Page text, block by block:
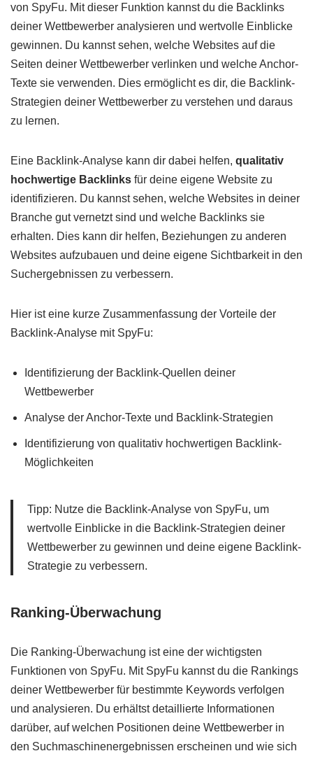
von SpyFu. Mit dieser Funktion kannst du die Backlinks
deiner Wettbewerber analysieren und wertvolle Einblicke
gewinnen. Du kannst sehen, welche Websites auf die
Seiten deiner Wettbewerber verlinken und welche Anchor-
Texte sie verwenden. Dies ermöglicht es dir, die Backlink-
Strategien deiner Wettbewerber zu verstehen und daraus
zu lernen.
Eine Backlink-Analyse kann dir dabei helfen, qualitativ
hochwertige Backlinks für deine eigene Website zu
identifizieren. Du kannst sehen, welche Websites in deiner
Branche gut vernetzt sind und welche Backlinks sie
erhalten. Dies kann dir helfen, Beziehungen zu anderen
Websites aufzubauen und deine eigene Sichtbarkeit in den
Suchergebnissen zu verbessern.
Hier ist eine kurze Zusammenfassung der Vorteile der
Backlink-Analyse mit SpyFu:
Identifizierung der Backlink-Quellen deiner
Wettbewerber
Analyse der Anchor-Texte und Backlink-Strategien
Identifizierung von qualitativ hochwertigen Backlink-
Möglichkeiten
Tipp: Nutze die Backlink-Analyse von SpyFu, um
wertvolle Einblicke in die Backlink-Strategien deiner
Wettbewerber zu gewinnen und deine eigene Backlink-
Strategie zu verbessern.
Ranking-Überwachung
Die Ranking-Überwachung ist eine der wichtigsten
Funktionen von SpyFu. Mit SpyFu kannst du die Rankings
deiner Wettbewerber für bestimmte Keywords verfolgen
und analysieren. Du erhältst detaillierte Informationen
darüber, auf welchen Positionen deine Wettbewerber in
den Suchmaschinenergebnissen erscheinen und wie sich